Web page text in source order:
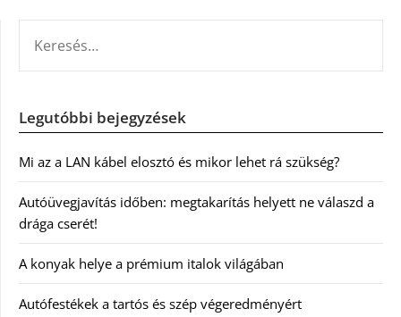
Legutóbbi bejegyzések
Mi az a LAN kábel elosztó és mikor lehet rá szükség?
Autóüvegjavítás időben: megtakarítás helyett ne válaszd a
drága cserét!
A konyak helye a prémium italok világában
Autófestékek a tartós és szép végeredményért